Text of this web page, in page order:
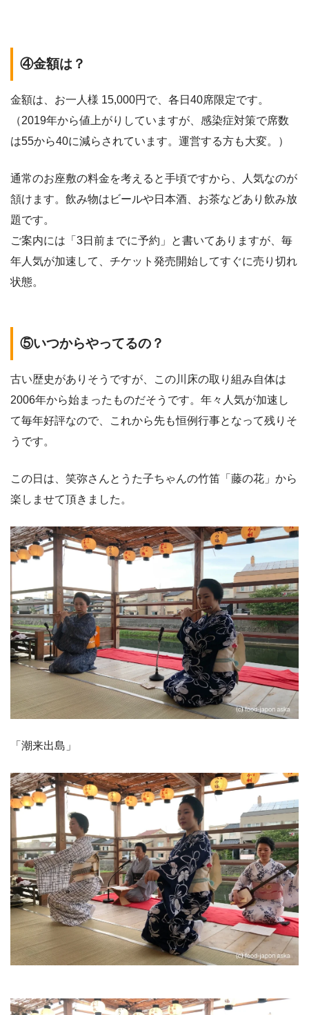
④金額は？
金額は、お一人様 15,000円で、各日40席限定です。
（2019年から値上がりしていますが、感染症対策で席数
は55から40に減らされています。運営する方も大変。）
通常のお座敷の料金を考えると手頃ですから、人気なのが
頷けます。飲み物はビールや日本酒、お茶などあり飲み放
題です。
ご案内には「3日前までに予約」と書いてありますが、毎
年人気が加速して、チケット発売開始してすぐに売り切れ
状態。
⑤いつからやってるの？
古い歴史がありそうですが、この川床の取り組み自体は
2006年から始まったものだそうです。年々人気が加速し
て毎年好評なので、これから先も恒例行事となって残りそ
うです。
この日は、笑弥さんとうた子ちゃんの竹笛「藤の花」から
楽しませて頂きました。
「潮来出島」